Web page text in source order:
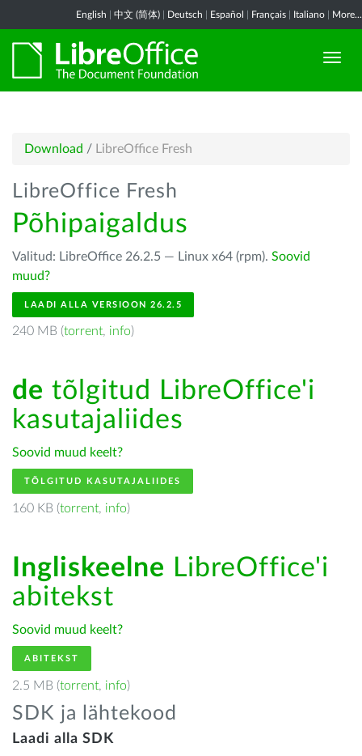
English 中文 (简体) Deutsch Español Français Italiano More...
Download / LibreOffice Fresh
LibreOffice Fresh
Põhipaigaldus
Valitud: LibreOffice 26.2.5 — Linux x64 (rpm). Soovid
muud?
LAADI ALLA VERSIOON 26.2.5
240 MB (torrent, info)
de tõlgitud LibreOffice'i
kasutajaliides
Soovid muud keelt?
TÕLGITUD KASUTAJALIIDES
160 KB (torrent, info)
Ingliskeelne LibreOffice'i
abitekst
Soovid muud keelt?
ABITEKST
2.5 MB (torrent, info)
SDK ja lähtekood
Laadi alla SDK